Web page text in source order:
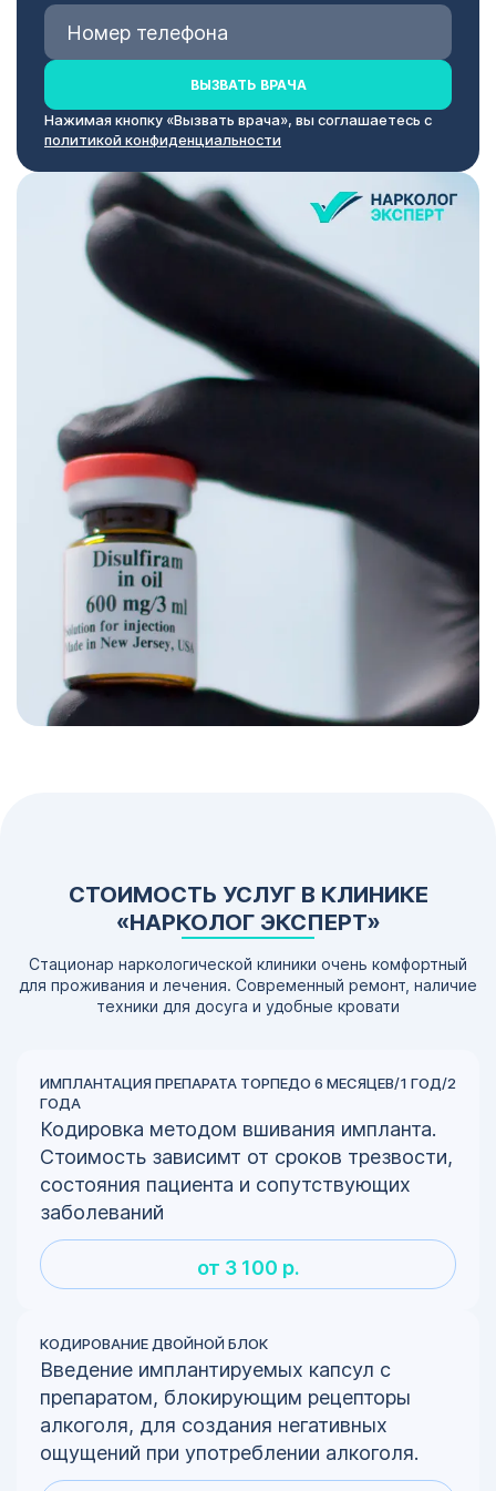
ВЫЗВАТЬ ВРАЧА
Нажимая кнопку «Вызвать врача», вы соглашаетесь с
политикой конфиденциальности
СТОИМОСТЬ УСЛУГ В КЛИНИКЕ
«НАРКОЛОГ ЭКСПЕРТ»
Стационар наркологической клиники очень комфортный
для проживания и лечения. Современный ремонт, наличие
техники для досуга и удобные кровати
ИМПЛАНТАЦИЯ ПРЕПАРАТА ТОРПЕДО 6 МЕСЯЦЕВ/1 ГОД/2
ГОДА
Кодировка методом вшивания импланта.
Стоимость зависимт от сроков трезвости,
состояния пациента и сопутствующих
заболеваний
от 3 100 р.
КОДИРОВАНИЕ ДВОЙНОЙ БЛОК
Введение имплантируемых капсул с
препаратом, блокирующим рецепторы
алкоголя, для создания негативных
ощущений при употреблении алкоголя.